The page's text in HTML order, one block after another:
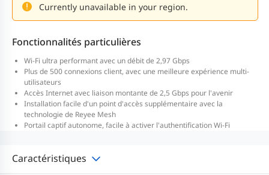
Currently unavailable in your region.
Fonctionnalités particulières
Wi-Fi ultra performant avec un débit de 2,97 Gbps
Plus de 500 connexions client, avec une meilleure expérience multi-
utilisateurs
Accès Internet avec liaison montante de 2,5 Gbps pour l'avenir
Installation facile d'un point d'accès supplémentaire avec la
technologie de Reyee Mesh
Portail captif autonome, facile à activer l'authentification Wi-Fi
Caractéristiques